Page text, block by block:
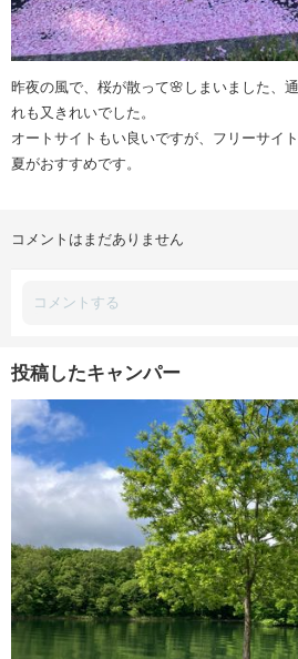
昨夜の風で、桜が散って🌸しまいました、
れも又きれいでした。
オートサイトもい良いですが、フリーサイ
夏がおすすめです。
コメントはまだありません
投稿したキャンパー